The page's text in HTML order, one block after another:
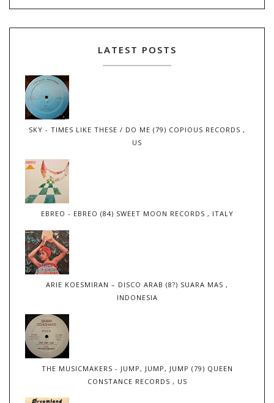
LATEST POSTS
SKY - TIMES LIKE THESE / DO ME (79) COPIOUS RECORDS ,
US
EBREO - EBREO (84) SWEET MOON RECORDS , ITALY
ARIE KOESMIRAN – DISCO ARAB (8?) SUARA MAS ,
INDONESIA
THE MUSICMAKERS - JUMP, JUMP, JUMP (79) QUEEN
CONSTANCE RECORDS , US